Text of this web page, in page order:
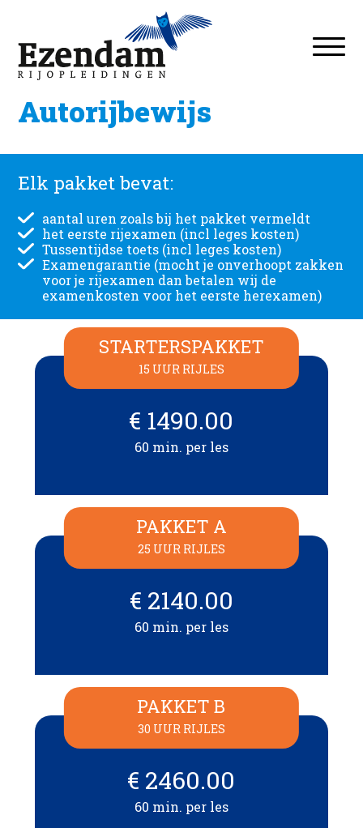
Autorijbewijs
Elk pakket bevat:
aantal uren zoals bij het pakket vermeldt
het eerste rijexamen (incl leges kosten)
Tussentijdse toets (incl leges kosten)
Examengarantie (mocht je onverhoopt zakken
voor je rijexamen dan betalen wij de
examenkosten voor het eerste herexamen)
STARTERSPAKKET
15 UUR RIJLES
€ 1490.00
60 min. per les
PAKKET A
25 UUR RIJLES
€ 2140.00
60 min. per les
PAKKET B
30 UUR RIJLES
€ 2460.00
60 min. per les